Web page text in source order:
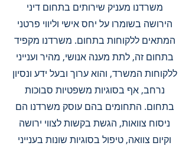
משרדנו מעניק שירותים בתחום דיני
הירושה בשומרו על יחס אישי וליווי פרטני
המתאים ללקוחות בתחום. משרדנו מקפיד
בתחום זה, לתת מענה אנושי, מהיר וענייני
ללקוחות המשרד, והוא ערוך ובעל ידע ונסיון
נרחב, אף בסוגיות משפטיות סבוכות
בתחום. התחומים בהם עוסק משרדנו הם
ניסוח צוואות, הגשת בקשות לצווי ירושה
וקיום צוואה, טיפול בסוגיות שונות בענייני